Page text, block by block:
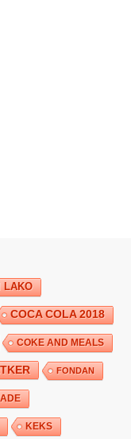
LAKO
COCA COLA 2018
COKE AND MEALS
FONDAN
KEKS